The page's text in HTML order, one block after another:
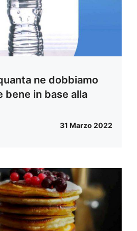
ne dobbiamo
bene in base alla
31 Marzo 2022